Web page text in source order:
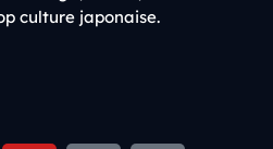
culture japonaise.